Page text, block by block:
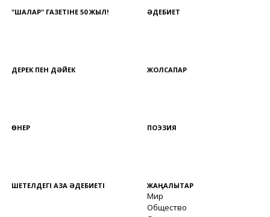
"ШАЛҚАР" ГАЗЕТІНЕ 50 ЖЫЛ! ӘДЕБИЕТ
ДЕРЕК ПЕН ДӘЙЕК ЖОЛСАПАР
ӨНЕР ПОЭЗИЯ
ШЕТЕЛДЕГІ ҚАЗАҚ ӘДЕБИЕТІ ЖАҢАЛЫҚТАР
Мир
Общество